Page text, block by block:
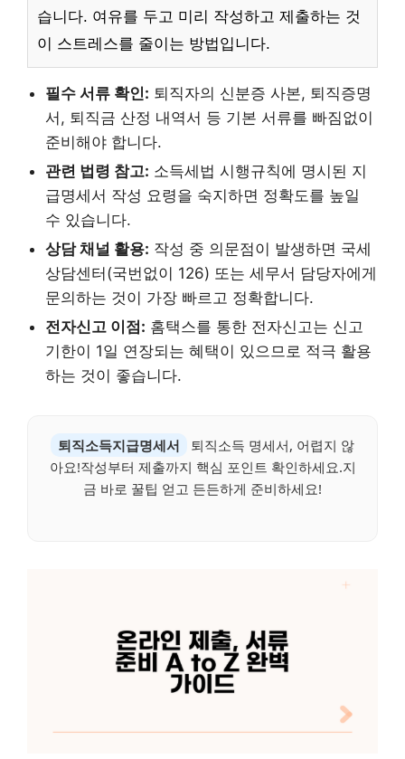
습니다. 여유를 두고 미리 작성하고 제출하는 것
이 스트레스를 줄이는 방법입니다.
필수 서류 확인: 퇴직자의 신분증 사본, 퇴직증명
서, 퇴직금 산정 내역서 등 기본 서류를 빠짐없이
준비해야 합니다.
관련 법령 참고: 소득세법 시행규칙에 명시된 지
급명세서 작성 요령을 숙지하면 정확도를 높일
수 있습니다.
상담 채널 활용: 작성 중 의문점이 발생하면 국세
상담센터(국번없이 126) 또는 세무서 담당자에게
문의하는 것이 가장 빠르고 정확합니다.
전자신고 이점: 홈택스를 통한 전자신고는 신고
기한이 1일 연장되는 혜택이 있으므로 적극 활용
하는 것이 좋습니다.
퇴직소득지급명세서
퇴직소득 명세서, 어렵지 않
아요!작성부터 제출까지 핵심 포인트 확인하세요.지
금 바로 꿀팁 얻고 든든하게 준비하세요!